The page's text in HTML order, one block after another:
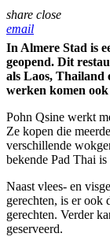
share close
email
In Almere Stad is
geopend. Dit
als Laos, Thailand
werken komen
Pohn Qsine werkt
Ze kopen die
verschillende
bekende Pad Thai is
Naast vlees- en
gerechten, is er ook
gerechten. Verder
geserveerd.